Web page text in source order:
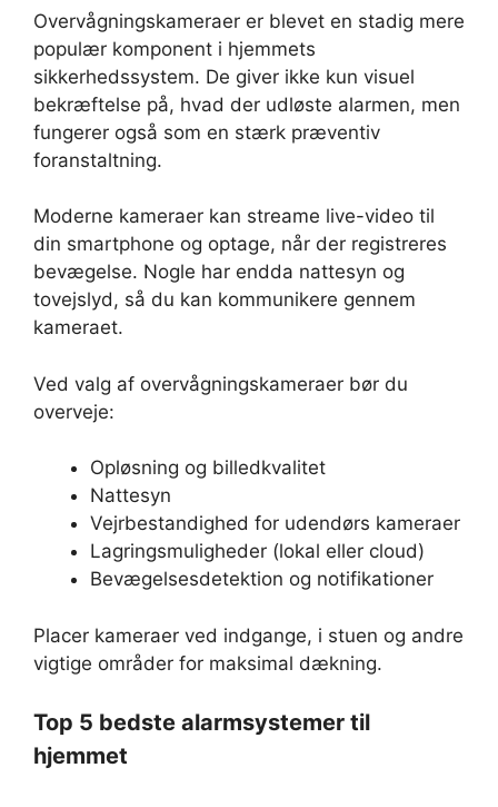
Overvågningskameraer er blevet en stadig mere
populær komponent i hjemmets
sikkerhedssystem. De giver ikke kun visuel
bekræftelse på, hvad der udløste alarmen, men
fungerer også som en stærk præventiv
foranstaltning.
Moderne kameraer kan streame live-video til
din smartphone og optage, når der registreres
bevægelse. Nogle har endda nattesyn og
tovejslyd, så du kan kommunikere gennem
kameraet.
Ved valg af overvågningskameraer bør du
overveje:
Opløsning og billedkvalitet
Nattesyn
Vejrbestandighed for udendørs kameraer
Lagringsmuligheder (lokal eller cloud)
Bevægelsesdetektion og notifikationer
Placer kameraer ved indgange, i stuen og andre
vigtige områder for maksimal dækning.
Top 5 bedste alarmsystemer til
hjemmet